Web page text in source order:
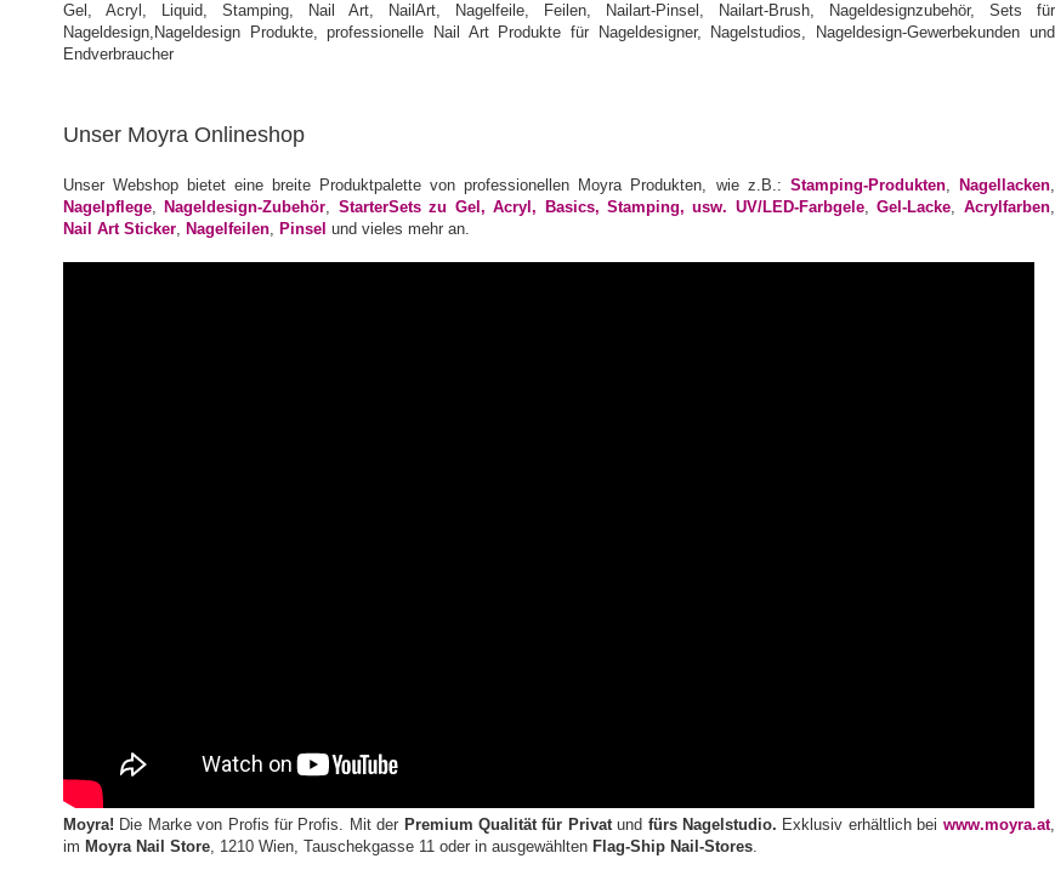
Unser Moyra Onlineshop
Unser Webshop bietet eine breite Produktpalette von professionellen Moyra Produkten, wie z.B.: Stamping-Produkten, Nagellacken,
Nagelpflege, Nageldesign-Zubehör, StarterSets zu Gel, Acryl, Basics, Stamping, usw. UV/LED-Farbgele,Gel-Lacke, Acrylfarben,
Nail Art Sticker, Nagelfeilen, Pinsel und vieles mehr an.
Moyra! Die Marke von Profis für Profis. Mit der Premium Qualität für Privatund fürs Nagelstudio. Exklusiv erhältlich bei www.moyra.at,
im Moyra Nail Store, 1210 Wien, Tauschekgasse 11 oder in ausgewählten Flag-Ship Nail-Stores.